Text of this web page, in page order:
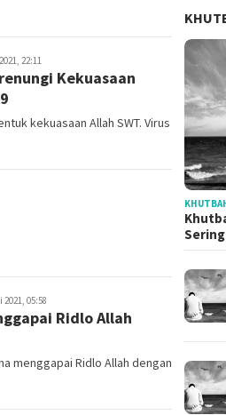
22:11
Kekuasaan
kekuasaan Allah SWT. Virus
05:58
Ridlo Allah
menggapai Ridlo Allah dengan